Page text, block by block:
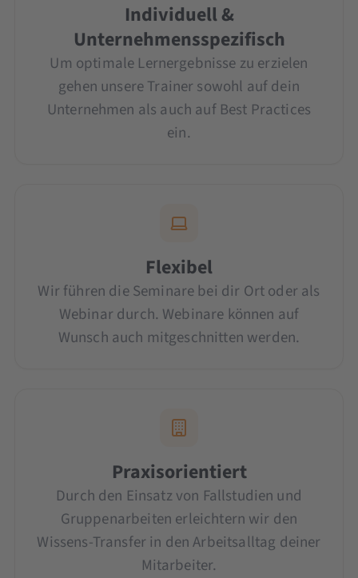
Individuell &
Unternehmensspezifisch
Um optimale Lernergebnisse zu erzielen
gehen unsere Trainer sowohl auf dein
Unternehmen als auch auf Best Practices
ein.
Flexibel
Wir führen die Seminare bei dir Ort oder als
Webinar durch. Webinare können auf
Wunsch auch mitgeschnitten werden.
Praxisorientiert
Durch den Einsatz von Fallstudien und
Gruppenarbeiten erleichtern wir den
Wissens-Transfer in den Arbeitsalltag deiner
Mitarbeiter.